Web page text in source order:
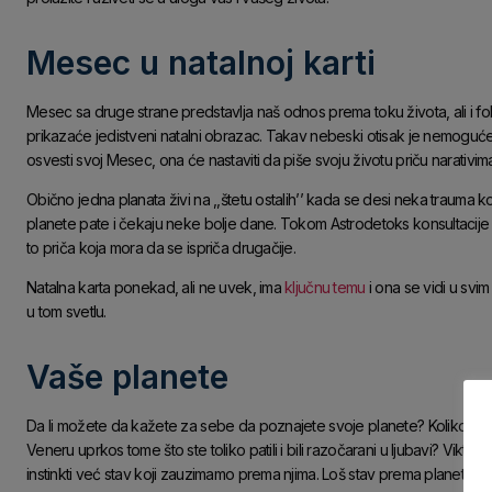
Mesec u natalnoj karti
Mesec sa druge strane predstavlja naš odnos prema toku života, ali i
prikazaće jedistveni natalni obrazac. Takav nebeski otisak je
osvesti svoj Mesec, ona će nastaviti da piše svoju životu priču
Obično jedna planata živi na ,,štetu ostalih’’ kada se desi neka trauma
planete pate i čekaju neke bolje dane. Tokom Astrodetoks
to priča koja mora da se ispriča drugačije.
Natalna karta ponekad, ali ne uvek, imaključnu temu i ona se vidi u
u tom svetlu.
Vaše planete
Da li možete da kažete za sebe da poznajete svoje planete? Koliko
Veneru uprkos tome što ste toliko patili i bili razočarani u ljubavi? Viktor
instinkti već stav koji zauzimamo prema njima. Loš stav prema planeti